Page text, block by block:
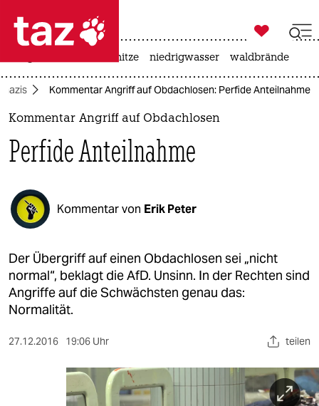
 taz zahl ich
taz zahl ich
politik
öko
gesellschaft
kultur
sport

taz zahl ich
hitze niedrigwasser waldbrände
Kommentar Angriff auf Obdachlosen: Perfide Anteilnahme
Kommentar Angriff auf Obdachlosen
Perfide Anteilnahme
Kommentar von Erik Peter
Der Übergriff auf einen Obdachlosen sei „nicht
normal“, beklagt die AfD. Unsinn. In der Rechten sind
Angriffe auf die Schwächsten genau das:
Normalität.
27.12.2016 19:06 Uhr teilen